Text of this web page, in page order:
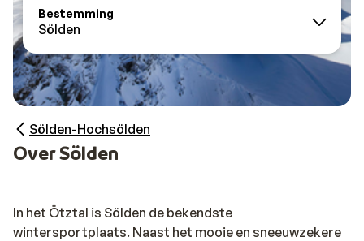
Bestemming
Sölden
Sölden-Hochsölden
Over Sölden
In het Ötztal is Sölden de bekendste
wintersportplaats. Naast het mooie en sneeuwzekere